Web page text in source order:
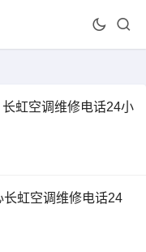
虹空调维修电话24小
虹空调维修电话24